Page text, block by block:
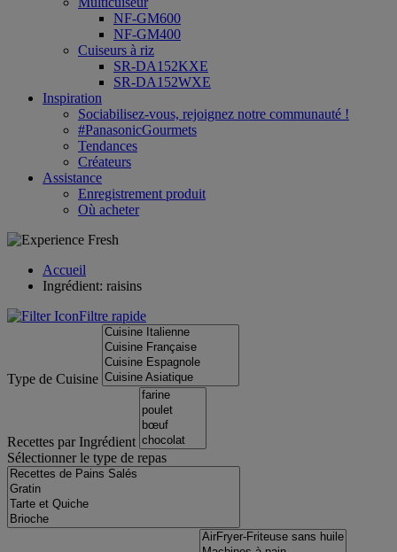
NF-GM600
NF-GM400
Cuiseurs à riz
SR-DA152KXE
SR-DA152WXE
Inspiration
Sociabilisez-vous, rejoignez notre communauté !
#PanasonicGourmets
Tendances
Créateurs
Assistance
Enregistrement produit
Où acheter
Accueil
Ingrédient: raisins
Filtre rapide
Type de Cuisine
Recettes par Ingrédient
Sélectionner le type de repas